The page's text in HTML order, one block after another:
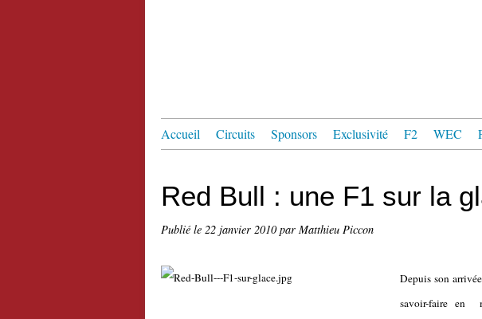
Accueil Circuits Sponsors Exclusivité F2 WEC
Red Bull : une F1 sur la
Publié le 22 janvier 2010par Matthieu Piccon
Depuis son
savoir-faire en